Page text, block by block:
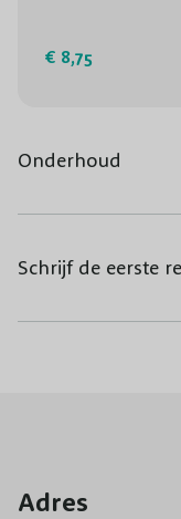
€ 8,75
Onderhoud
Schrijf de eerste
Adres